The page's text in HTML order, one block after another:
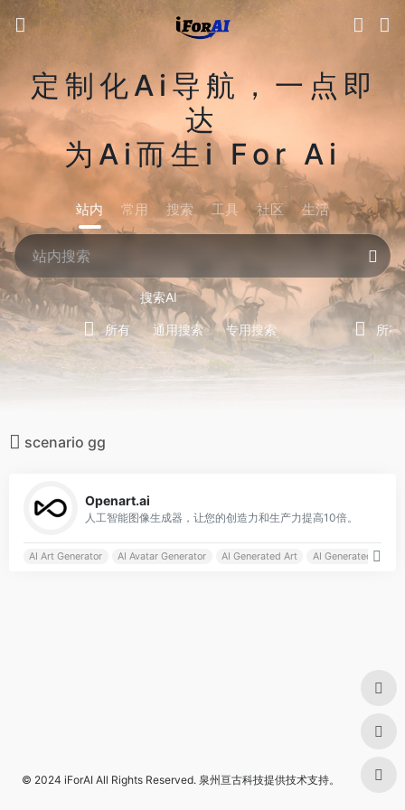
定制化Ai导航，一点即
达
为Ai而生i For Ai
站内 常用 搜索 工具 社区 生活
搜索AI
所有 通用搜索 专用搜索 所有
scenario gg
Openart.ai
人工智能图像生成器，让您的创造力和生产力提高10倍。
AI Art Generator AI Avatar Generator AI Generated Art AI Generated
© 2024 iForAI All Rights Reserved. 泉州亘古科技提供技术支持。